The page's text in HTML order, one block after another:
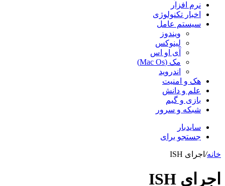
نرم افزار
اخبار تکنولوژی
سیستم عامل
ویندوز
لینوکس
آی او اس
مک (Mac Os)
اندروید
هک و امنیت
علم و دانش
بازی و گیم
شبکه و سرور
سایدبار
جستجو برای
خانه/ اجرای ISH
اجرای ISH